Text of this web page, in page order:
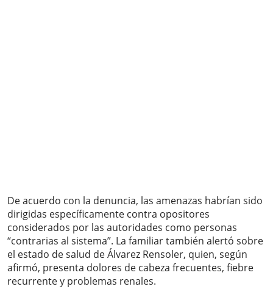
De acuerdo con la denuncia, las amenazas habrían sido
dirigidas específicamente contra opositores
considerados por las autoridades como personas
“contrarias al sistema”. La familiar también alertó sobre
el estado de salud de Álvarez Rensoler, quien, según
afirmó, presenta dolores de cabeza frecuentes, fiebre
recurrente y problemas renales.